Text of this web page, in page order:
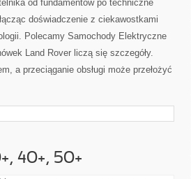
od fundamentów po techniczne
doświadczenie z ciekawostkami
Polecamy Samochody Elektryczne
Land Rover liczą się szczegóły.
a przeciąganie obsługi może przełożyć
40+, 50+